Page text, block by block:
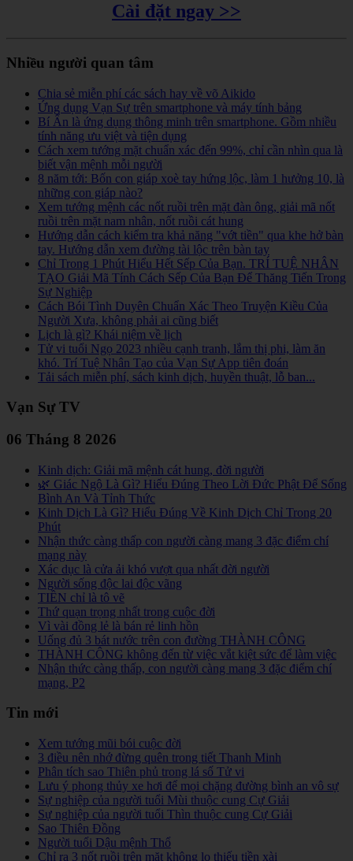
Cài đặt ngay >>
Nhiều người quan tâm
Chia sẻ miễn phí các sách hay về võ Aikido
Ứng dụng Vạn Sự trên smartphone và máy tính bảng
Bí Ẩn là ứng dụng thông minh trên smartphone. Gồm nhiều
tính năng ưu việt và tiện dụng
Cách xem tướng mặt chuẩn xác đến 99%, chỉ cần nhìn qua là
biết vận mệnh mỗi người
8 năm tới: Bốn con giáp xoè tay hứng lộc, làm 1 hưởng 10, là
những con giáp nào?
Xem tướng mệnh các nốt ruồi trên mặt đàn ông, giải mã nốt
ruồi trên mặt nam nhân, nốt ruồi cát hung
Hướng dẫn cách kiểm tra khả năng "vớt tiền" qua khe hở bàn
tay. Hướng dẫn xem đường tài lộc trên bàn tay
Chỉ Trong 1 Phút Hiểu Hết Sếp Của Bạn. TRÍ TUỆ NHÂN
TẠO Giải Mã Tính Cách Sếp Của Bạn Để Thăng Tiến Trong
Sự Nghiệp
Cách Bói Tình Duyên Chuẩn Xác Theo Truyện Kiều Của
Người Xưa, không phải ai cũng biết
Lịch là gì? Khái niệm về lịch
Tử vi tuổi Ngọ 2023 nhiều cạnh tranh, lắm thị phi, làm ăn
khó. Trí Tuệ Nhân Tạo của Vạn Sự App tiên đoán
Tải sách miễn phí, sách kinh dịch, huyền thuật, lỗ ban...
Vạn Sự TV
06 Tháng 8 2026
Kinh dịch: Giải mã mệnh cát hung, đời người
🌿 Giác Ngộ Là Gì? Hiểu Đúng Theo Lời Đức Phật Để Sống
Bình An Và Tỉnh Thức
Kinh Dịch Là Gì? Hiểu Đúng Về Kinh Dịch Chỉ Trong 20
Phút
Nhận thức càng thấp con người càng mang 3 đặc điểm chí
mạng này
Xác dục là cửa ải khó vượt qua nhất đời người
Người sống độc lai độc vãng
TIỀN chỉ là tô vẽ
Thứ quạn trọng nhất trong cuộc đời
Vì vài đồng lẻ là bán rẻ linh hồn
Uống đủ 3 bát nước trên con đường THÀNH CÔNG
THÀNH CÔNG không đến từ việc vắt kiệt sức để làm việc
Nhận thức càng thấp, con người càng mang 3 đặc điểm chí
mạng, P2
Tin mới
Xem tướng mũi bói cuộc đời
3 điều nên nhớ đừng quên trong tiết Thanh Minh
Phân tích sao Thiên phủ trong lá số Tử vi
Lưu ý phong thủy xe hơi để mọi chặng đường bình an vô sự
Sự nghiệp của người tuổi Mùi thuộc cung Cự Giải
Sự nghiệp của người tuổi Thìn thuộc cung Cự Giải
Sao Thiên Đồng
Người tuổi Dậu mệnh Thổ
Chỉ ra 3 nốt ruồi trên mặt không lo thiếu tiền xài